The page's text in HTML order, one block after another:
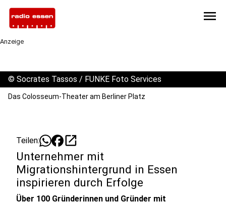
menu
Anzeige
© Socrates Tassos / FUNKE Foto Services
Das Colosseum-Theater am Berliner Platz
Teilen: open_in_new
Unternehmer mit
Migrationshintergrund in Essen
inspirieren durch Erfolge
Über 100 Gründerinnen und Gründer mit